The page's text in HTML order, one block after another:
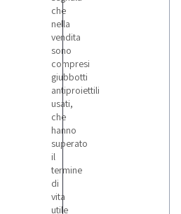
che
nella
vendita
sono
compresi
giubbotti
antiproiettili
usati,
che
hanno
superato
il
termine
di
vita
utile